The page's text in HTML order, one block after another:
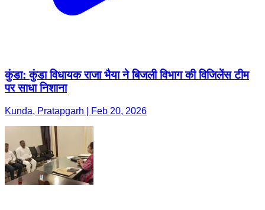
कुंडा: कुंडा विधायक राजा भैया ने बिजली विभाग की विजिलेंस टीम
पर साधा निशाना
Kunda, Pratapgarh | Feb 20, 2026